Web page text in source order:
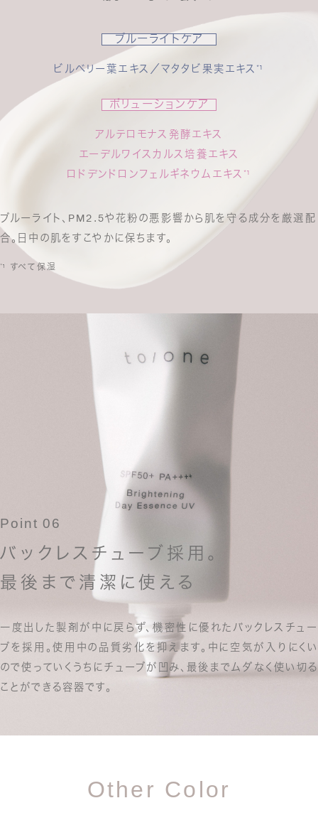
ブルーライトケア
ビルベリー葉エキス／マタタビ果実エキス *¹
ポリューションケア
アルテロモナス発酵エキス
エーデルワイスカルス培養エキス
ロドデンドロンフェルギネウムエキス *¹
ブルーライト、PM2.5や花粉の悪影響から肌を守る成分を厳選配
合。日中の肌をすこやかに保ちます。
*¹ すべて保湿
Point 06
バックレスチューブ採用。
最後まで清潔に使える
一度出した製剤が中に戻らず、 機密性に優れたバックレスチュー
ブを採用。使用中の品質劣化を抑えます。 中に空気が入りにくい
ので使っていくうちにチューブが凹み、最後までムダなく使い切る
ことができる容器です。
Other Color